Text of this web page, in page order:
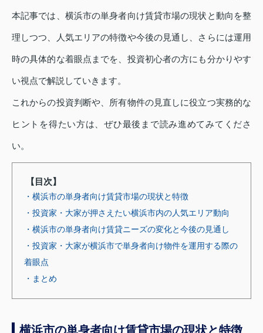
本記事では、横浜市の単身者向け賃貸市場の現状と動向を整
理しつつ、人気エリアの特徴や今後の見通し、さらには運用
時の具体的な着眼点までを、投資初心者の方にも分かりやす
い視点で解説していきます。
これからの投資判断や、所有物件の見直しに役立つ実務的な
ヒントを得たい方は、ぜひ最後まで読み進めてみてくださ
い。
【目次】
・横浜市の単身者向け賃貸市場の現状と特徴
・投資家・大家が押さえたい横浜市内の人気エリア動向
・横浜市の単身者向け賃貸ニーズの変化と今後の見通し
・投資家・大家が横浜市で単身者向け物件を運用する際の
着眼点
・まとめ
横浜市の単身者向け賃貸市場の現状と特徴